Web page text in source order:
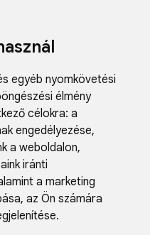
egyéb nyomkövetési
élmény
célokra: a
engedélyezése,
a weboldalon,
iránti
a marketing
, az Ön számára
.